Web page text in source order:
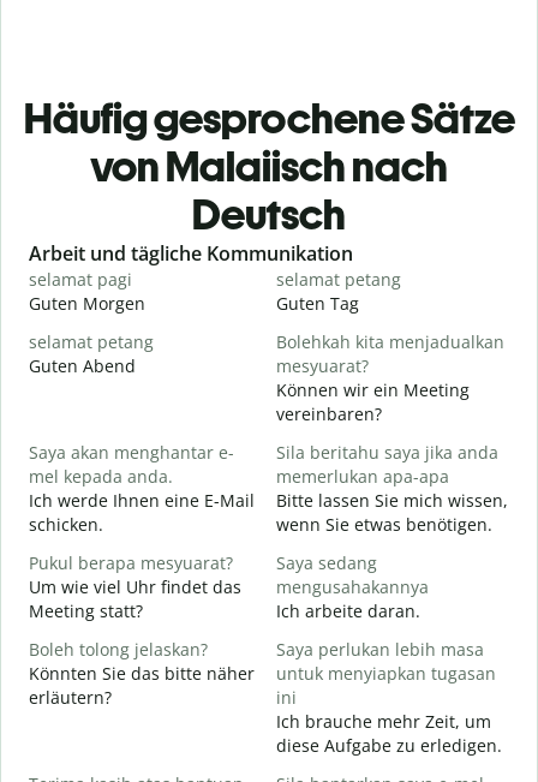
Häufig gesprochene Sätze
von Malaiisch nach
Deutsch
Slide 1 of 6
Arbeit und tägliche Kommunikation
selamat pagi
Guten Morgen
selamat petang
Guten Tag
selamat petang
Guten Abend
Bolehkah kita menjadualkan
mesyuarat?
Können wir ein Meeting
vereinbaren?
Saya akan menghantar e-
mel kepada anda.
Ich werde Ihnen eine E-Mail
schicken.
Sila beritahu saya jika anda
memerlukan apa-apa
Bitte lassen Sie mich wissen,
wenn Sie etwas benötigen.
Pukul berapa mesyuarat?
Um wie viel Uhr findet das
Meeting statt?
Saya sedang
mengusahakannya
Ich arbeite daran.
Boleh tolong jelaskan?
Könnten Sie das bitte näher
erläutern?
Saya perlukan lebih masa
untuk menyiapkan tugasan
ini
Ich brauche mehr Zeit, um
diese Aufgabe zu erledigen.